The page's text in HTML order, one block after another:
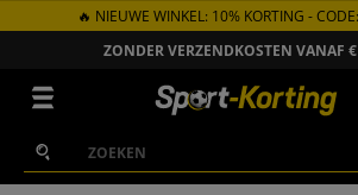
GA NAAR INHOUD
🔥 NIEUWE WINKEL: 10% KORTING - CODE:
ZONDER VERZENDKOSTEN VANAF
Zoeken
Zoeken